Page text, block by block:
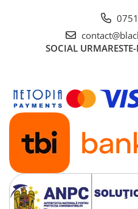
SOCIAL